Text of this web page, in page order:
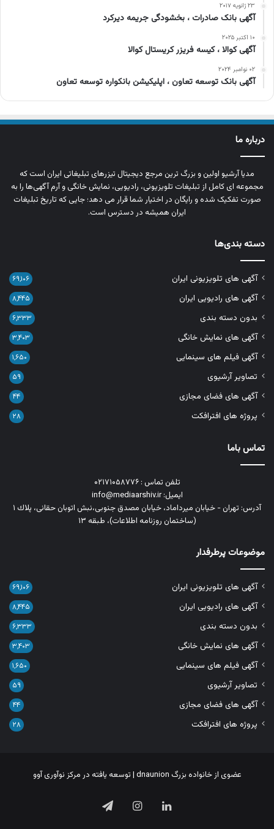
۲۳ ژانویه ۲۰۱۷
آگهی بانک صادرات ، بخشودگی جریمه دیرکرد
۱۰ اکتبر ۲۰۲۵
آگهی کوالا ، کیسه فریزر کریستال کوالا
۰۲ نوامبر ۲۰۲۴
آگهی بانک توسعه تعاون ، اپلیکیشن بانکواره توسعه تعاون
درباره ما
مدیا آرشیو اولین و بزرگ‌ ترین مرجع دیجیتال تیزرهای تبلیغاتی ایران است که
مجموعه‌ ای کامل از تبلیغات تلویزیونی، رادیویی، نمایش خانگی و آرم‌ آگهی‌ها را به‌
صورت تفکیک‌ شده و رایگان در اختیار شما قرار می‌ دهد؛ جایی که تاریخ تبلیغات
ایران همیشه در دسترس است.
دسته بندی‌ها
آگهی های تلویزیونی ایران ۶۹,۱۰۶
آگهی های رادیویی ایران ۸,۴۴۵
بدون دسته بندی ۶,۳۳۳
آگهی های نمایش خانگی ۳,۴۰۳
آگهی فیلم های سینمایی ۱,۶۵۰
تصاویر آرشیوی ۵۹
آگهی های فضای مجازی ۴۴
پروژه های افترافکت ۲۸
تماس باما
تلفن تماس : ۰۲۱۷۱۰۵۸۷۷۶
ایمیل: info@mediaarshiv.ir
آدرس: تهران - خیابان میرداماد، خیابان مصدق جنوبی،نبش اتوبان حقانی، پلاك ١
(ساختمان روزنامه اطلاعات)، طبقه ۱۳
موضوعات پرطرفدار
آگهی های تلویزیونی ایران ۶۹,۱۰۶
آگهی های رادیویی ایران ۸,۴۴۵
بدون دسته بندی ۶,۳۳۳
آگهی های نمایش خانگی ۳,۴۰۳
آگهی فیلم های سینمایی ۱,۶۵۰
تصاویر آرشیوی ۵۹
آگهی های فضای مجازی ۴۴
پروژه های افترافکت ۲۸
عضوی از خانواده بزرگ dnaunion | توسعه یافته در مرکز نوآوری آوو
لینکدیناینستاگرامتلگرام